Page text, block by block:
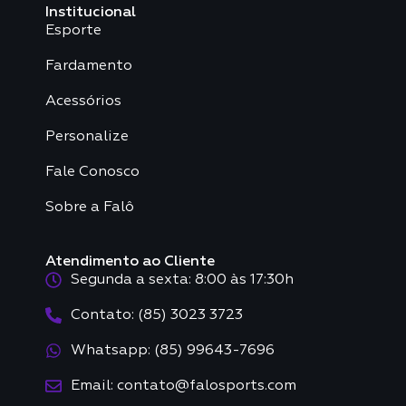
Institucional
Esporte
Fardamento
Acessórios
Personalize
Fale Conosco
Sobre a Falô
Atendimento ao Cliente
Segunda a sexta: 8:00 às 17:30h
Contato: (85) 3023 3723
Whatsapp: (85) 99643-7696
Email: contato@falosports.com